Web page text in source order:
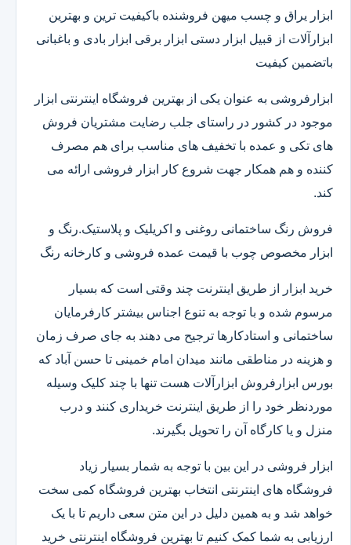
ابزار یراق و چسب میهن فروشنده باکیفیت ترین و بهترین
ابزارآلات از قبیل ابزار دستی ابزار برقی ابزار بادی و باغبانی
باتضمین کیفیت
ابزارفروشی به عنوان یکی از بهترین فروشگاه اینترنتی ابزار
موجود در کشور در راستای جلب رضایت مشتریان فروش
های تکی و عمده با تخفیف های مناسب برای هم مصرف
کننده و هم همکار جهت شروع کار ابزار فروشی ارائه می
کند.
فروش رنگ ساختمانی روغنی و اکریلیک و پلاستیک.رنگ و
ابزار مخصوص چوب با قیمت عمده فروشی و کارخانه رنگ
خرید ابزار از طریق اینترنت چند وقتی است که بسیار
مرسوم شده و با توجه به تنوع اجناس بیشتر کارفرمایان
ساختمانی و استادکارها ترجیح می دهند به جای صرف زمان
و هزینه در مناطقی مانند میدان امام خمینی تا حسن آباد که
بورس ابزارفروش ابزارآلات هست تنها با چند کلیک وسیله
موردنظر خود را از طریق اینترنت خریداری کنند و درب
منزل و یا کارگاه آن را تحویل بگیرند.
ابزار فروشی در این بین با توجه به شمار بسیار زیاد
فروشگاه های اینترنتی انتخاب بهترین فروشگاه کمی سخت
خواهد شد و به همین دلیل در این متن سعی داریم تا با یک
ارزیابی به شما کمک کنیم تا بهترین فروشگاه اینترنتی خرید